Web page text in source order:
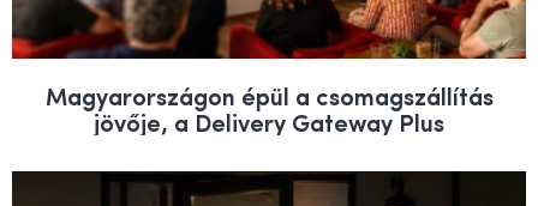
Magyarországon épül a csomagszállítás
jövője, a Delivery Gateway Plus